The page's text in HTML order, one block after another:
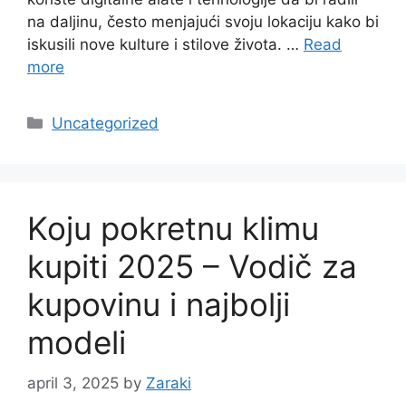
na daljinu, često menjajući svoju lokaciju kako bi
iskusili nove kulture i stilove života. … Read
more
Categories
Uncategorized
Koju pokretnu klimu
kupiti 2025 – Vodič za
kupovinu i najbolji
modeli
april 3, 2025 by Zaraki